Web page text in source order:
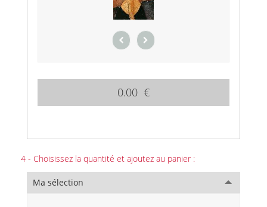
0.00 €
4 - Choisissez la quantité et ajoutez au panier :
Ma sélection